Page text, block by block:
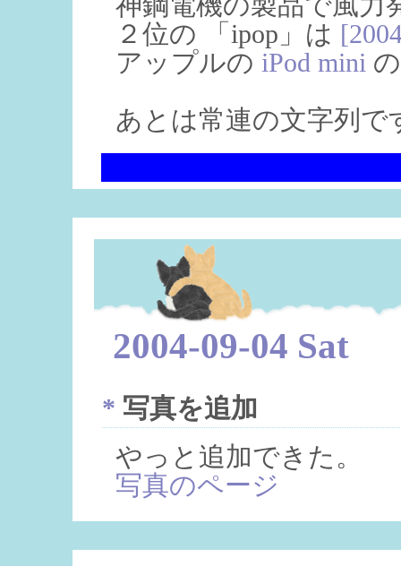
２位の 「ipop」は
アップルの iPod mini
あとは常連の文字列で
2004-09-04 Sat
* 写真を追加
やっと追加できた。
写真のページ